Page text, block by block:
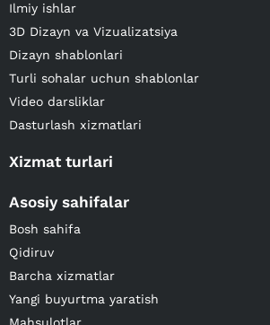
Ilmiy ishlar
3D Dizayn va Vizualizatsiya
Dizayn shablonlari
Turli sohalar uchun shablonlar
Video darsliklar
Dasturlash xizmatlari
Xizmat turlari
Asosiy sahifalar
Bosh sahifa
Qidiruv
Barcha xizmatlar
Yangi buyurtma yaratish